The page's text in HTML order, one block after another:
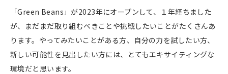
「Green Beans」が2023年にオープンして、１年経ちました
が、まだまだ取り組むべきことや挑戦したいことがたくさんあ
ります。やってみたいことがある方、自分の力を試したい方、
新しい可能性を見出したい方には、とてもエキサイティングな
環境だと思います。